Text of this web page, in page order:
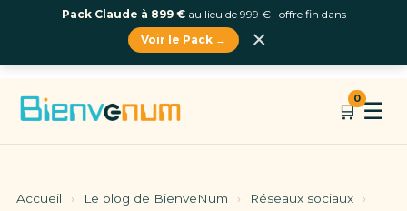
🛒
0
☰
Accueil › Le blog de BienveNum › Réseaux sociaux
›
Pack Claude à 899 €au lieu de 999 € · offre fin dans
Voir le Pack →
×